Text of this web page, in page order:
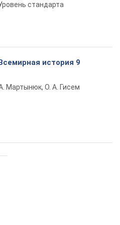
стандарта
история 9
Мартынюк, О. А. Гисем